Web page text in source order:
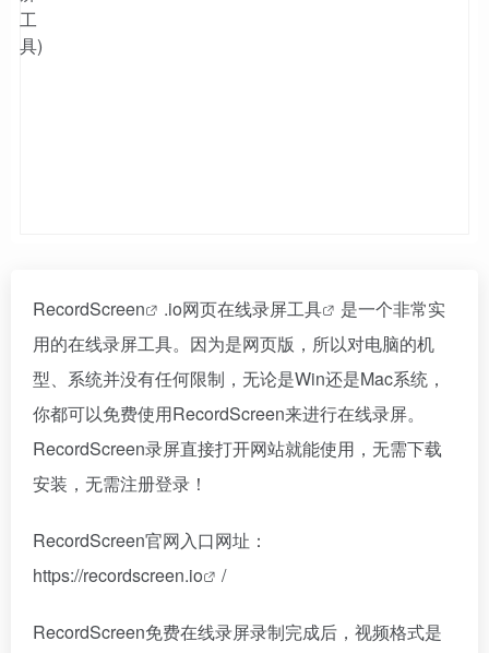
RecordScreen .io网页在线录屏工具
是一个非常实
用的在线录屏工具。因为是网页版，所以对电脑的机
型、系统并没有任何限制，无论是Win还是Mac系统，
你都可以免费使用RecordScreen来进行在线录屏。
RecordScreen录屏直接打开网站就能使用，无需下载
安装，无需注册登录！
RecordScreen官网入口网址：
https://recordscreen.io /
RecordScreen免费在线录屏录制完成后，视频格式是